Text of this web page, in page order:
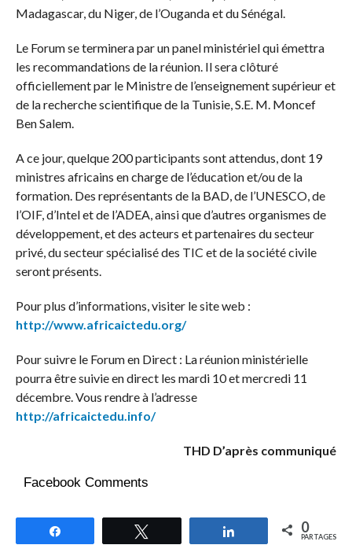
Madagascar, du Niger, de l’Ouganda et du Sénégal.
Le Forum se terminera par un panel ministériel qui émettra
les recommandations de la réunion. Il sera clôturé
officiellement par le Ministre de l’enseignement supérieur et
de la recherche scientifique de la Tunisie, S.E. M. Moncef
Ben Salem.
A ce jour, quelque 200 participants sont attendus, dont 19
ministres africains en charge de l’éducation et/ou de la
formation. Des représentants de la BAD, de l’UNESCO, de
l’OIF, d’Intel et de l’ADEA, ainsi que d’autres organismes de
développement, et des acteurs et partenaires du secteur
privé, du secteur spécialisé des TIC et de la société civile
seront présents.
Pour plus d’informations, visiter le site web :
http://www.africaictedu.org/
Pour suivre le Forum en Direct : La réunion ministérielle
pourra être suivie en direct les mardi 10 et mercredi 11
décembre. Vous rendre à l’adresse
http://africaictedu.info/
THD D’après communiqué
Facebook Comments
Partagez 0
PARTAGES